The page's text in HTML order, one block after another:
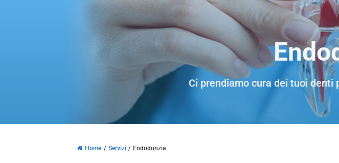
Ci prendiamo cura dei tuoi
Home / Servizi / Endodonzia